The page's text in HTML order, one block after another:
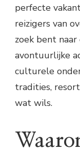
perfecte
reizigers van
zoek bent
avontuurlijke
culturele
tradities,
wat wils.